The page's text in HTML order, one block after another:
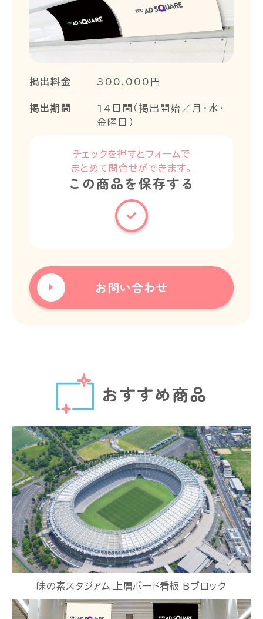
掲出料金 300,000円
掲出期間
14日間（掲出開始／月・水・
金曜日）
チェックを押すとフォームで
まとめて問合せができます。
この商品を保存する
お問い合わせ
おすすめ商品
味の素スタジアム 上層ボード看板 Ｂブロック